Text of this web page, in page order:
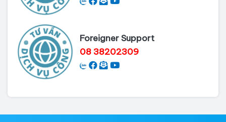
Foreigner Support
08 38202309